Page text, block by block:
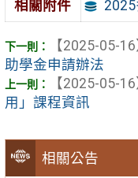
相關公告
相關附件
【2025-05-16
助學金申請辦法
【2025-05-16
用」課程資訊